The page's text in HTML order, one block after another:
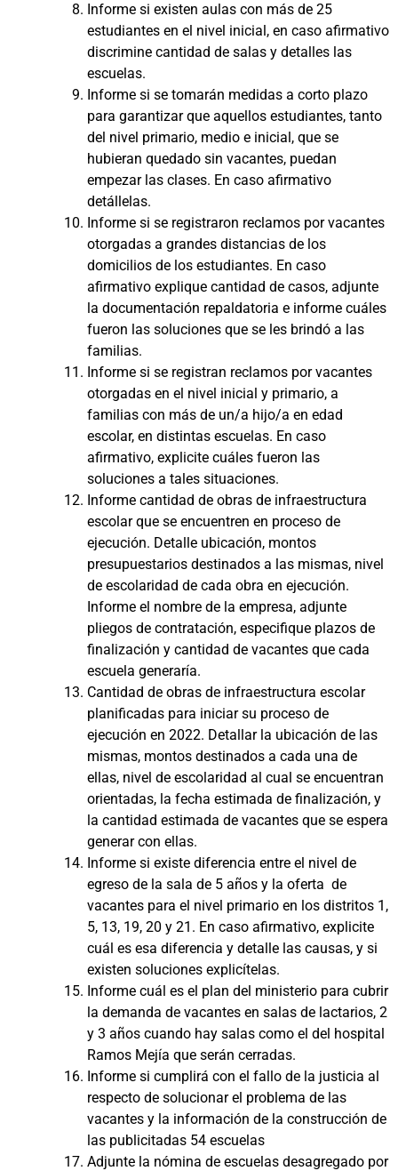
Informe si existen aulas con más de 25
estudiantes en el nivel inicial, en caso afirmativo
discrimine cantidad de salas y detalles las
escuelas.
Informe si se tomarán medidas a corto plazo
para garantizar que aquellos estudiantes, tanto
del nivel primario, medio e inicial, que se
hubieran quedado sin vacantes, puedan
empezar las clases. En caso afirmativo
detállelas.
Informe si se registraron reclamos por vacantes
otorgadas a grandes distancias de los
domicilios de los estudiantes. En caso
afirmativo explique cantidad de casos, adjunte
la documentación repaldatoria e informe cuáles
fueron las soluciones que se les brindó a las
familias.
Informe si se registran reclamos por vacantes
otorgadas en el nivel inicial y primario, a
familias con más de un/a hijo/a en edad
escolar, en distintas escuelas. En caso
afirmativo, explicite cuáles fueron las
soluciones a tales situaciones.
Informe cantidad de obras de infraestructura
escolar que se encuentren en proceso de
ejecución. Detalle ubicación, montos
presupuestarios destinados a las mismas, nivel
de escolaridad de cada obra en ejecución.
Informe el nombre de la empresa, adjunte
pliegos de contratación, especifique plazos de
finalización y cantidad de vacantes que cada
escuela generaría.
Cantidad de obras de infraestructura escolar
planificadas para iniciar su proceso de
ejecución en 2022. Detallar la ubicación de las
mismas, montos destinados a cada una de
ellas, nivel de escolaridad al cual se encuentran
orientadas, la fecha estimada de finalización, y
la cantidad estimada de vacantes que se espera
generar con ellas.
Informe si existe diferencia entre el nivel de
egreso de la sala de 5 años y la oferta de
vacantes para el nivel primario en los distritos 1,
5, 13, 19, 20 y 21. En caso afirmativo, explicite
cuál es esa diferencia y detalle las causas, y si
existen soluciones explicítelas.
Informe cuál es el plan del ministerio para cubrir
la demanda de vacantes en salas de lactarios, 2
y 3 años cuando hay salas como el del hospital
Ramos Mejía que serán cerradas.
Informe si cumplirá con el fallo de la justicia al
respecto de solucionar el problema de las
vacantes y la información de la construcción de
las publicitadas 54 escuelas
Adjunte la nómina de escuelas desagregado por